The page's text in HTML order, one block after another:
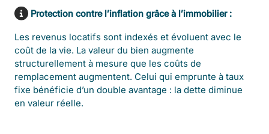
Protection contre l’inflation grâce à l’immobilier :
Les revenus locatifs sont indexés et évoluent avec le
coût de la vie. La valeur du bien augmente
structurellement à mesure que les coûts de
remplacement augmentent. Celui qui emprunte à taux
fixe bénéficie d’un double avantage : la dette diminue
en valeur réelle.